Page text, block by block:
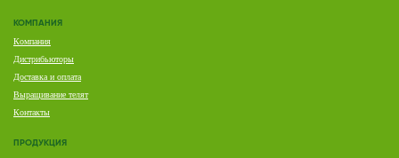
КОМПАНИЯ
Компания
Дистрибьюторы
Доставка и оплата
Выращивание телят
Контакты
ПРОДУКЦИЯ